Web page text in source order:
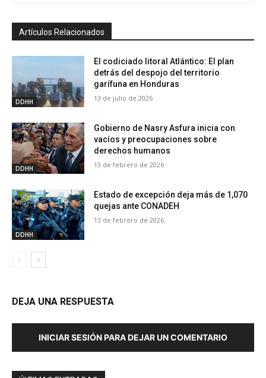
Artículos Relacionados
DDHH
El codiciado litoral Atlántico: El plan
detrás del despojo del territorio
garífuna en Honduras
13 de julio de 2026
DDHH
Gobierno de Nasry Asfura inicia con
vacíos y preocupaciones sobre
derechos humanos
13 de febrero de 2026
DDHH
Estado de excepción deja más de 1,070
quejas ante CONADEH
13 de febrero de 2026
DEJA UNA RESPUESTA
INICIAR SESIÓN PARA DEJAR UN COMENTARIO